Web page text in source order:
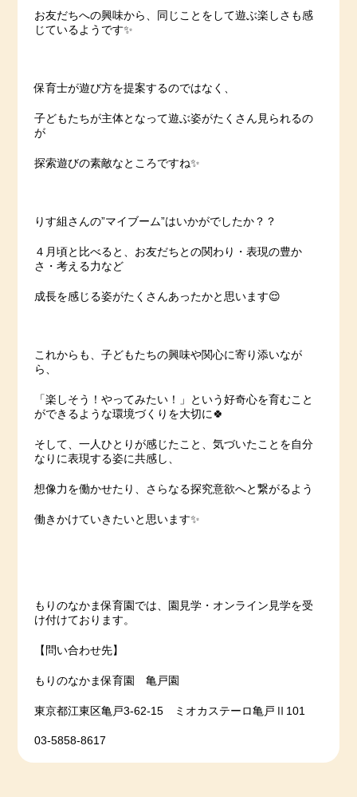
お友だちへの興味から、同じことをして遊ぶ楽しさも感
じているようです✨
保育士が遊び方を提案するのではなく、
子どもたちが主体となって遊ぶ姿がたくさん見られるの
が
探索遊びの素敵なところですね✨
りす組さんの”マイブーム”はいかがでしたか？？
４月頃と比べると、お友だちとの関わり・表現の豊か
さ・考える力など
成長を感じる姿がたくさんあったかと思います😌
これからも、子どもたちの興味や関心に寄り添いなが
ら、
「楽しそう！やってみたい！」という好奇心を育むこと
ができるような環境づくりを大切に🍀
そして、一人ひとりが感じたこと、気づいたことを自分
なりに表現する姿に共感し、
想像力を働かせたり、さらなる探究意欲へと繋がるよう
働きかけていきたいと思います✨
もりのなかま保育園では、園見学・オンライン見学を受
け付けております。
【問い合わせ先】
もりのなかま保育園 亀戸園
東京都江東区亀戸3-62-15 ミオカステーロ亀戸Ⅱ101
03-5858-8617